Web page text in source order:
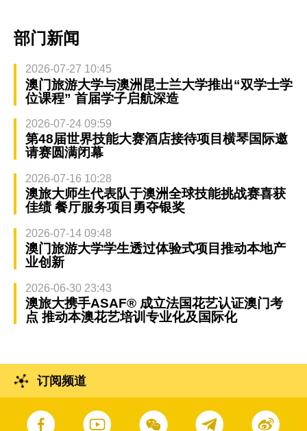
部门新闻
2026-07-27 10:45
澳门旅游大学与澳洲昆士兰大学推出“双学士学
位课程” 首届学子启航深造
2026-07-24 09:59
第48届世界技能大赛酒店接待项目横琴国际邀
请赛圆满闭幕
2026-07-16 10:28
澳旅大师生代表队于澳洲全球技能挑战赛喜获
佳绩 餐厅服务项目勇夺银奖
2026-07-14 09:48
澳门旅游大学学生透过体验式项目推动本地产
业创新
2026-06-30 23:43
澳旅大携手ASAF® 成立法国花艺认证澳门考
点 推动本澳花艺培训专业化及国际化
订阅频道